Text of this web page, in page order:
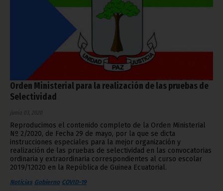
Orden Ministerial para la realización de las pruebas de
Selectividad
junio 03, 2020
Reproducimos el contenido completo de la Orden Ministerial
Nº 2/2020, de Fecha 29 de mayo, por la que se dicta
instrucciones especiales para la mejor organización y
realización de las pruebas de selectividad en las convocatorias
ordinaria y extraordinaria correspondientes al curso escolar
2019/12020 en la República de Guinea Ecuatorial.
Noticias Gobierno COVID-19